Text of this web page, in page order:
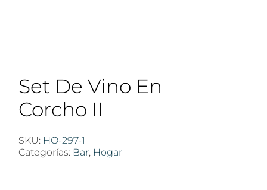
Set De Vino En
Corcho II
SKU: HO-297-1
Categorías: Bar, Hogar